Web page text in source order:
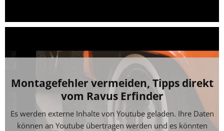
Montagefehler vermeiden, Tipps direkt
vom Ravus Erfinder
Es werden externe Inhalte von Youtube geladen. Ihre Daten
können an Youtube übertragen werden und es könnten